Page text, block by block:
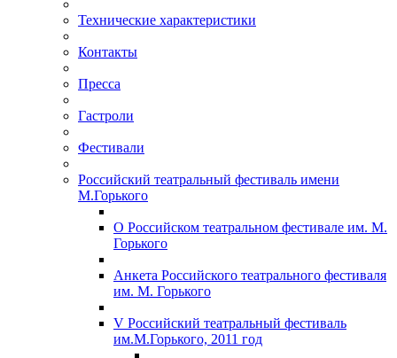
Технические характеристики
Контакты
Пресса
Гастроли
Фестивали
Российский театральный фестиваль имени
М.Горького
О Российском театральном фестивале им. М.
Горького
Анкета Российского театрального фестиваля
им. М. Горького
V Российский театральный фестиваль
им.М.Горького, 2011 год